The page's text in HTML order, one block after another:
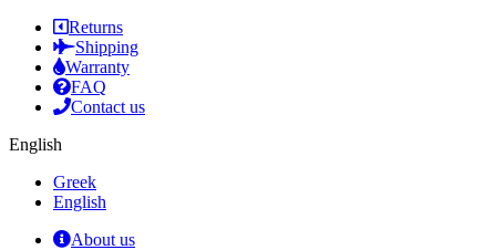
Returns
Shipping
Warranty
FAQ
Contact us
English
Greek
English
About us